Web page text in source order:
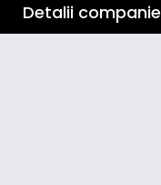
Detalii companie